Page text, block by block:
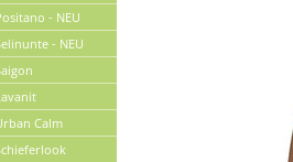
- NEU
- NEU
Calm